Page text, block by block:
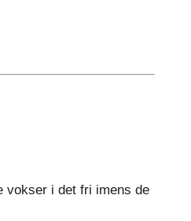
vokser i det fri imens de